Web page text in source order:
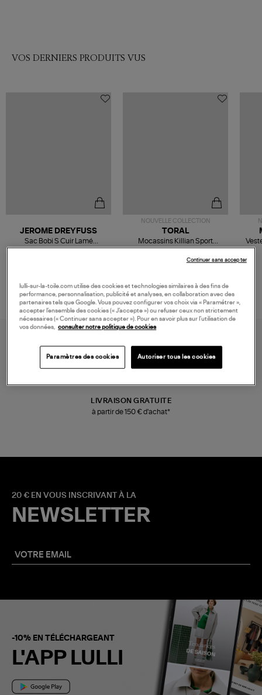
VOS DERNIERS PRODUITS VUS
JEROME DREYFUSS
Sac Bobi S Cuir Lamé
Champagne
NOUVELLE COLLECTION
TORAL
Mocassins Killian Sport
Mousse
LIVRAISON GRATUITE
à partir de 150 € d'achat*
20 € EN VOUS INSCRIVANT À LA
NEWSLETTER
-10% EN TÉLÉCHARGEANT
L'APP LULLI
lulli-sur-la-toile.com utilise des cookies et technologies similaires à des fins de
performance, personnalisation, publicité et analyses, en collaboration avec des
partenaires tels que Google. Vous pouvez configurer vos choix via « Paramétrer »,
accepter l’ensemble des cookies (« J’accepte ») ou refuser ceux non strictement
nécessaires (« Continuer sans accepter »). Pour en savoir plus sur l’utilisation de
vos données, consulter notre politique de cookies
Paramètres des cookies Autoriser tous les cookies
Continuer sans accepter